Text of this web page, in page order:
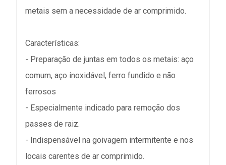
metais sem a necessidade de ar comprimido.
Características:
- Preparação de juntas em todos os metais: aço
comum, aço inoxidável, ferro fundido e não
ferrosos
- Especialmente indicado para remoção dos
passes de raiz.
- Indispensável na goivagem intermitente e nos
locais carentes de ar comprimido.